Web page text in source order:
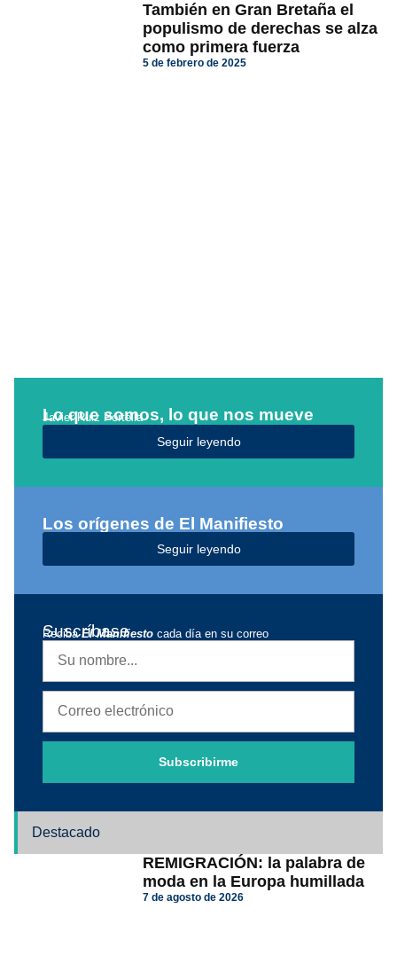
También en Gran Bretaña el
populismo de derechas se alza
como primera fuerza
5 de febrero de 2025
Lo que somos, lo que nos mueve
Javier Ruiz Portella
Seguir leyendo
Los orígenes de El Manifiesto
Seguir leyendo
Suscríbase
RecibaEl Manifiesto cada día en su correo
Subscribirme
Destacado
REMIGRACIÓN: la palabra de
moda en la Europa humillada
7 de agosto de 2026